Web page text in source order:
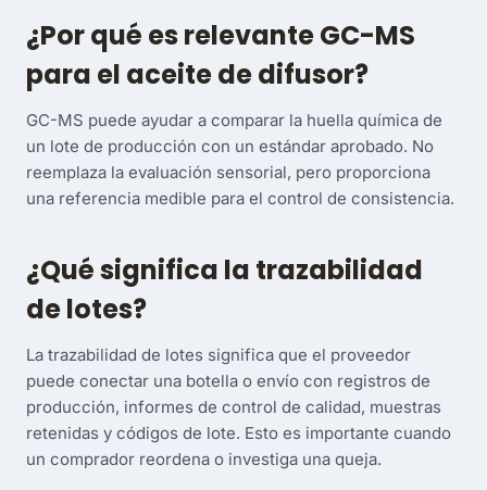
¿Por qué es relevante GC-MS
para el aceite de difusor?
GC-MS puede ayudar a comparar la huella química de
un lote de producción con un estándar aprobado. No
reemplaza la evaluación sensorial, pero proporciona
una referencia medible para el control de consistencia.
¿Qué significa la trazabilidad
de lotes?
La trazabilidad de lotes significa que el proveedor
puede conectar una botella o envío con registros de
producción, informes de control de calidad, muestras
retenidas y códigos de lote. Esto es importante cuando
un comprador reordena o investiga una queja.